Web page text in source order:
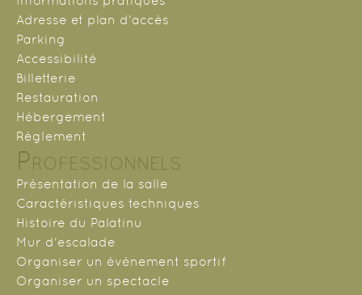
Adresse et plan d'accès
Parking
Accessibilité
Billetterie
Restauration
Hébergement
Règlement
Professionnels
Présentation de la salle
Caractéristiques techniques
Histoire du Palatinu
Mur d'escalade
Organiser un événement sportif
Organiser un spectacle